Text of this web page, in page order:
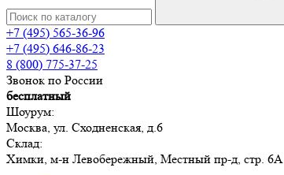
+7 (495) 565-36-96
+7 (495) 646-86-23
8 (800) 775-37-25
Звонок по России
бесплатный
Шоурум:
Москва, ул. Сходненская, д.6
Склад:
Химки, м-н Левобережный, Местный пр-д, стр. 6А